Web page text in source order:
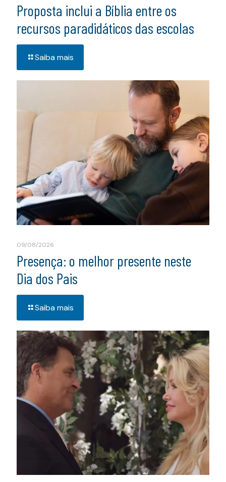
Proposta inclui a Bíblia entre os
recursos paradidáticos das escolas
Saiba mais
09/08/2026
Presença: o melhor presente neste
Dia dos Pais
Saiba mais